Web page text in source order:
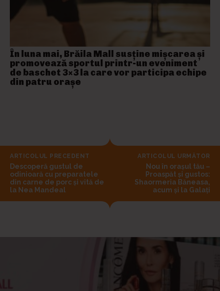
În luna mai, Brăila Mall susține mişcarea și
promovează sportul printr-un eveniment
de baschet 3×3 la care vor participa echipe
din patru orașe
ARTICOLUL PRECEDENT
Descoperă gustul de
odinioară cu preparatele
din carne de porc și vită de
la Nea Mandeal
ARTICOLUL URMĂTOR
Nou în orașul tău –
Proaspăt și gustos:
Shaormeria Băneasa,
acum și la Galați